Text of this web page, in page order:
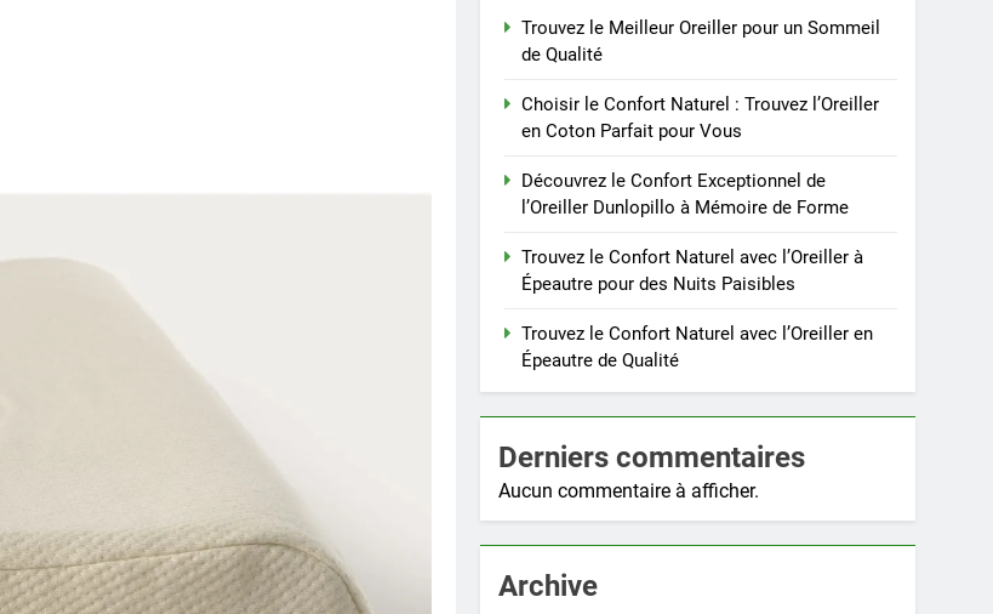
Trouvez le Meilleur Oreiller pour un Sommeil
de Qualité
Choisir le Confort Naturel : Trouvez l’Oreiller
en Coton Parfait pour Vous
Découvrez le Confort Exceptionnel de
l’Oreiller Dunlopillo à Mémoire de Forme
Trouvez le Confort Naturel avec l’Oreiller à
Épeautre pour des Nuits Paisibles
Trouvez le Confort Naturel avec l’Oreiller en
Épeautre de Qualité
Derniers commentaires
Aucun commentaire à afficher.
Archive